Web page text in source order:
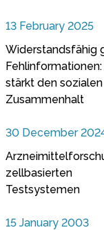
13 February 2025
Widerstandsfähig
Fehlinformationen:
stärkt den sozialen
Zusammenhalt
30 December
zellbasierten
Testsystemen
15 January 2003